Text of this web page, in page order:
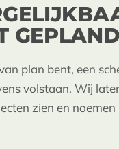
plan bent, een
volstaan. Wij
zien en noemen